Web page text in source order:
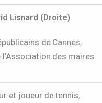
Lisnard (Droite)
de Cannes,
des maires
et joueur de tennis,